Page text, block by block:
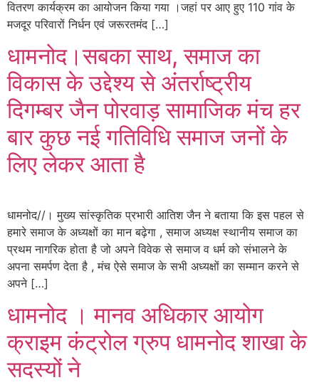
वितरण कार्यक्रम का आयोजन किया गया ।जहां पर आए हुए 110 गांव के
मजदूर परिवारों निर्धन एवं जरूरतमंद […]
धामनोद।सबका साथ, समाज का
विकास के उद्देश्य से अंतर्राष्ट्रीय
दिगम्बर जैन पोरवाड़ सामाजिक मंच हर
बार कुछ नई गतिविधि समाज जनों के
लिए लेकर आता है
धामनोद//। मुख्य सांस्कृतिक प्रभारी आतिश जैन ने बताया कि इस पहल से
हमारे समाज के अध्यक्षों का मान बढ़ेगा , समाज अध्यक्ष स्थानीय समाज का
प्रथम नागरिक होता है जो अपने विवेक से समाज व धर्म को संभालने के
अपना समर्पण देता है , मंच ऐसे समाज के सभी अध्यक्षों का सम्मान करने से
अपने […]
धामनोद । मानव अधिकार आयोग
क्राइम कंट्रोल ग्रुप धामनोद शाखा के
सदस्यों ने